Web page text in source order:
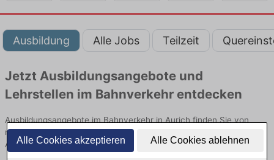
Alle Cookies akzeptieren Alle Cookies ablehnen
Ausbildung Alle Jobs Teilzeit
Jetzt Ausbildungsangebote und
Lehrstellen im Bahnverkehr entdecken
Ausbildungsangebote im Bahnverkehr in Aurich finden Sie von
namhaften Firmen. Entdecken Sie freie Optionen von Top-
Arbeitgebern und bewerben Sie sich noch heute.